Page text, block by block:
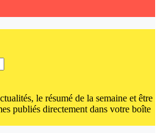
le résumé de la semaine et être
publiés directement dans votre boîte